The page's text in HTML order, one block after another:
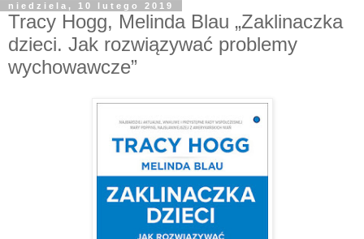
niedziela, 10 lutego 2019
Tracy Hogg, Melinda Blau „Zaklinaczka
dzieci. Jak rozwiązywać problemy
wychowawcze”